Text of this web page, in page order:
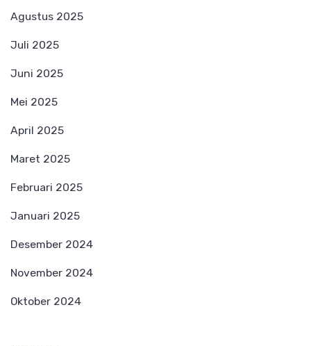
Agustus 2025
Juli 2025
Juni 2025
Mei 2025
April 2025
Maret 2025
Februari 2025
Januari 2025
Desember 2024
November 2024
Oktober 2024